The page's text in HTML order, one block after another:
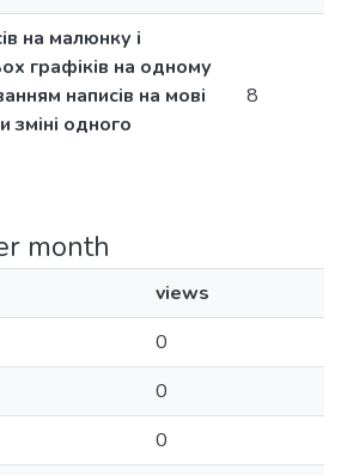
на малюнку і
графіків на одному
написів на мові
зміні одного
8
month
views
0
0
0